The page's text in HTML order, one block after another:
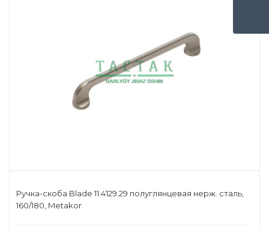
Ручка-скоба Blade 11.4129.29 полуглянцевая нерж. сталь,
160/180, Metakor